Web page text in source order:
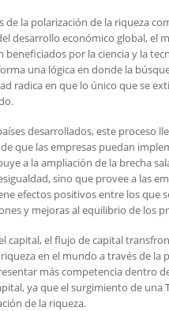
de la polarización de la riqueza
desarrollo económico global,
beneficiados por la ciencia y la
una lógica en donde la
radica en que lo único que se
desarrollados, este proceso
que las empresas puedan
a la ampliación de la brecha
sino que provee a las
efectos positivos entre los que
y mejoras al equilibrio de los
capital, el flujo de capital
en el mundo a través de
más competencia dentro
ya que el surgimiento de
de la riqueza.